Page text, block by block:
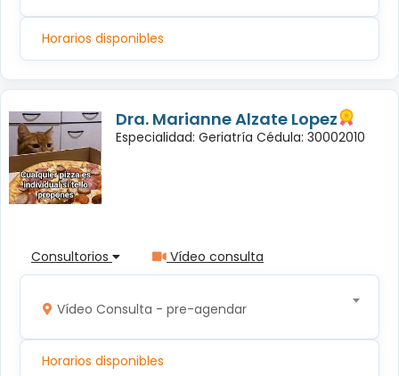
Horarios disponibles
Dra. Marianne Alzate Lopez
Especialidad: Geriatría Cédula: 30002010
Consultorios Vídeo consulta
Vídeo Consulta - pre-agendar
Horarios disponibles